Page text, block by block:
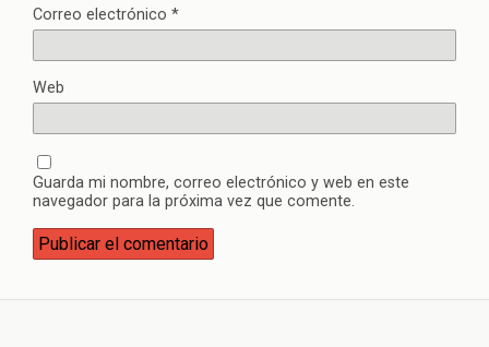
Correo electrónico *
Web
Guarda mi nombre, correo electrónico y web en este
navegador para la próxima vez que comente.